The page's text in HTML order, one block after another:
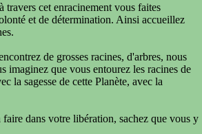
travers cet enracinement vous faites
et de détermination. Ainsi accueillez
de grosses racines, d'arbres, nous
imaginez que vous entourez les racines de
la sagesse de cette Planète, avec la
dans votre libération, sachez que vous y